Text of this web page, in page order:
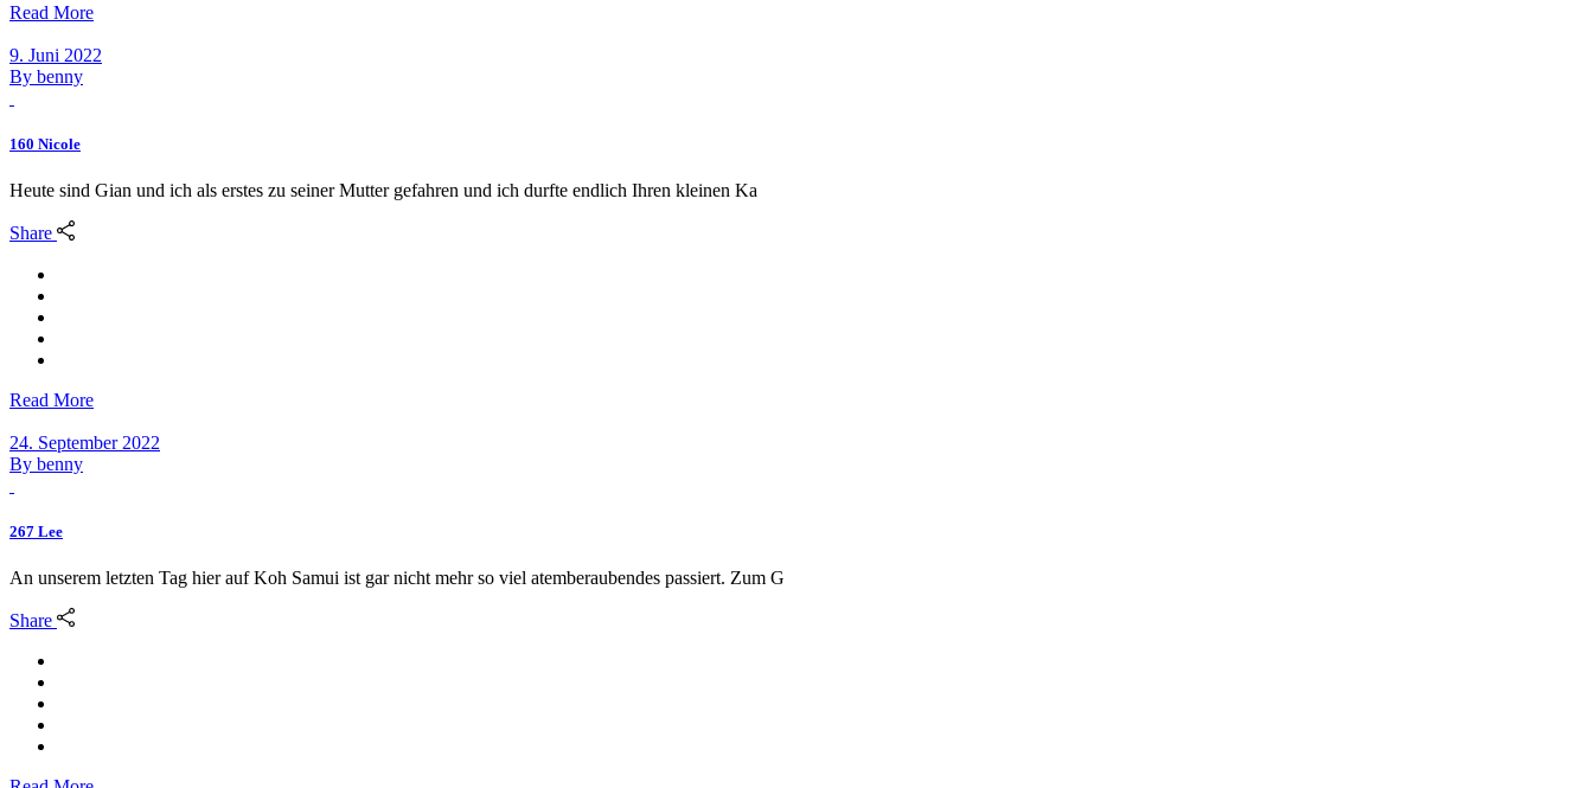
Read More
9. Juni 2022
By benny
160 Nicole
Heute sind Gian und ich als erstes zu seiner Mutter gefahren und ich durfte endlich Ihren kleinen Ka
Share
Read More
24. September 2022
By benny
267 Lee
An unserem letzten Tag hier auf Koh Samui ist gar nicht mehr so viel atemberaubendes passiert. Zum G
Share